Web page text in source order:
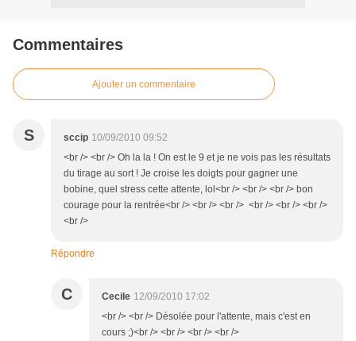
Commentaires
Ajouter un commentaire
S sccip 10/09/2010 09:52
<br /> <br /> Oh la la ! On est le 9 et je ne vois pas les résultats
du tirage au sort ! Je croise les doigts pour gagner une
bobine, quel stress cette attente, lol<br /> <br /> <br /> bon
courage pour la rentrée<br /> <br /> <br /> <br /> <br /> <br />
<br />
Répondre
C Cecile 12/09/2010 17:02
<br /> <br /> Désolée pour l'attente, mais c'est en
cours ;)<br /> <br /> <br /> <br />